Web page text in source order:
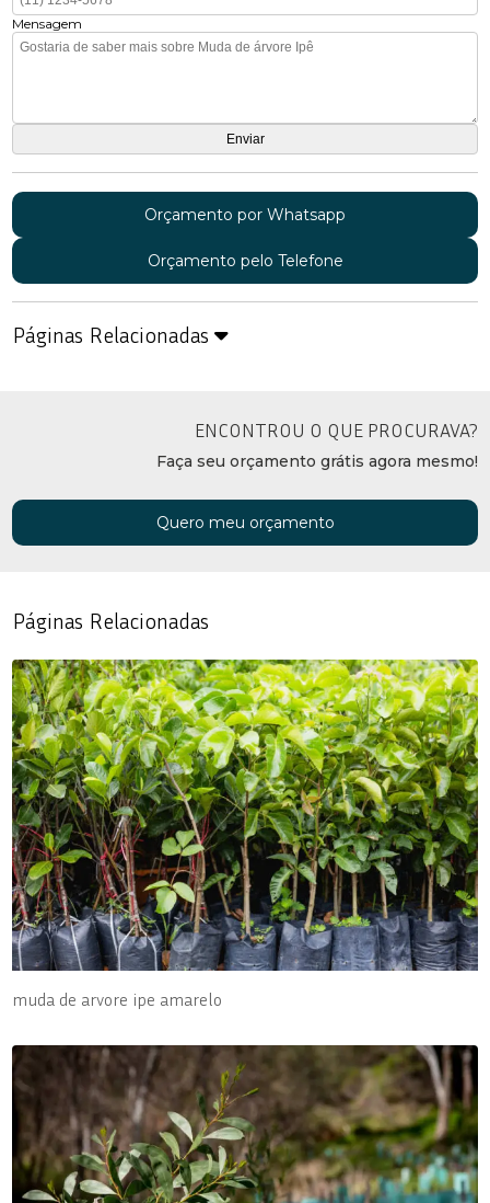
Mensagem
Orçamento por Whatsapp
Orçamento pelo Telefone
Páginas Relacionadas
ENCONTROU O QUE PROCURAVA?
Faça seu orçamento grátis agora mesmo!
Quero meu orçamento
Páginas Relacionadas
muda de arvore ipe amarelo